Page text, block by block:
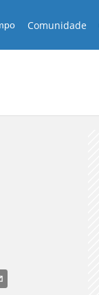
Comunidade